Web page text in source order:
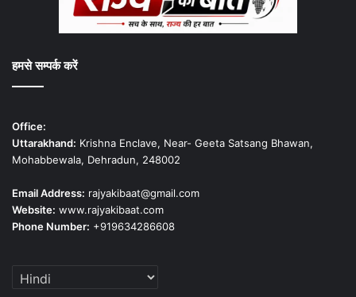
हमसे सम्पर्क करें
Office:
Uttarakhand: Krishna Enclave, Near- Geeta Satsang Bhawan,
Mohabbewala, Dehradun, 248002
Email Address: rajyakibaat@gmail.com
Website: www.rajyakibaat.com
Phone Number: +919634286608